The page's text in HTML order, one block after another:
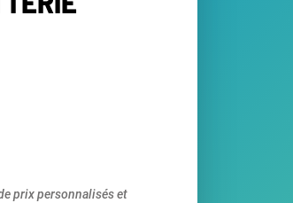
prix personnalisés et